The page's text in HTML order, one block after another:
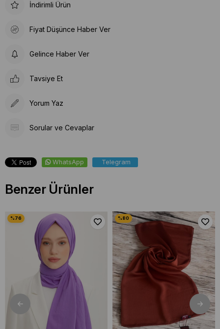
İndirimli Ürün
Fiyat Düşünce Haber Ver
Gelince Haber Ver
Tavsiye Et
Yorum Yaz
Sorular ve Cevaplar
WhatsApp Telegram
Benzer Ürünler